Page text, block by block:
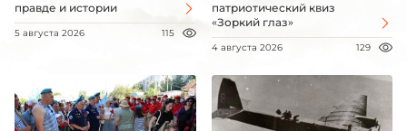
правде и истории
5 августа 2026 115
патриотический квиз
«Зоркий глаз»
4 августа 2026 129